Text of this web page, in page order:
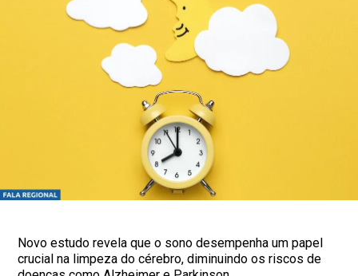
Novo estudo revela que o sono desempenha um papel
crucial na limpeza do cérebro, diminuindo os riscos de